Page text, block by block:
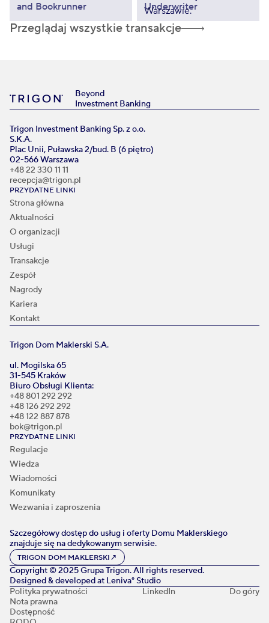
and Bookrunner
Underwriter
Przeglądaj wszystkie transakcje
Beyond
Investment Banking
Trigon Investment Banking Sp. z o.o.
S.K.A.
Plac Unii, Puławska 2/bud. B (6 piętro)
02-566 Warszawa
+48 22 330 11 11
recepcja@trigon.pl
PRZYDATNE LINKI
Strona główna
Aktualności
O organizacji
Usługi
Transakcje
Zespół
Nagrody
Kariera
Kontakt
Trigon Dom Maklerski S.A.
ul. Mogilska 65
31-545 Kraków
Biuro Obsługi Klienta:
+48 801 292 292
+48 126 292 292
+48 122 887 878
bok@trigon.pl
PRZYDATNE LINKI
Regulacje
Wiedza
Wiadomości
Komunikaty
Wezwania i zaproszenia
Szczegółowy dostęp do usług i oferty Domu Maklerskiego
znajduje się na dedykowanym serwisie.
TRIGON DOM MAKLERSKI ↗
Copyright © 2025 Grupa Trigon. All rights reserved.
Designed & developed at Leniva° Studio
Polityka prywatności
Nota prawna
Dostępność
LinkedIn Do góry